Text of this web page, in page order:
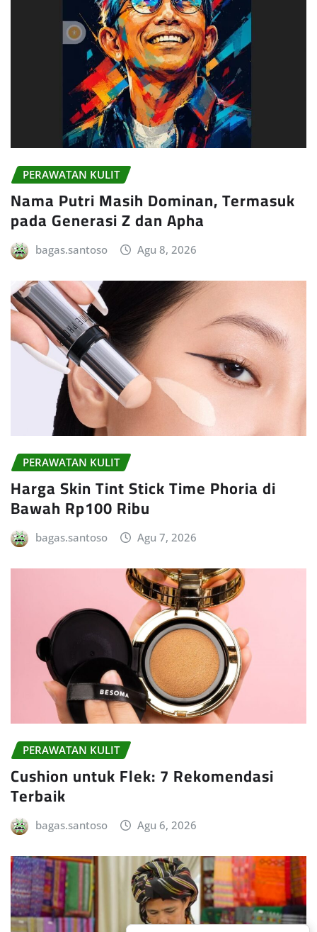
PERAWATAN KULIT
Nama Putri Masih Dominan, Termasuk
pada Generasi Z dan Apha
bagas.santoso Agu 8, 2026
PERAWATAN KULIT
Harga Skin Tint Stick Time Phoria di
Bawah Rp100 Ribu
bagas.santoso Agu 7, 2026
PERAWATAN KULIT
Cushion untuk Flek: 7 Rekomendasi
Terbaik
bagas.santoso Agu 6, 2026